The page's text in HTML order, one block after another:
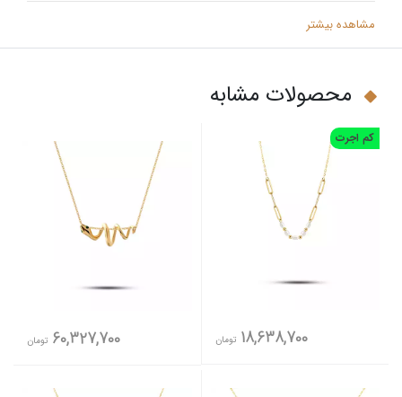
مشاهده بیشتر
محصولات مشابه
کم اجرت
18,638,700 تومان 60,327,700 تومان